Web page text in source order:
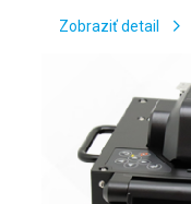
Zobraziť detail